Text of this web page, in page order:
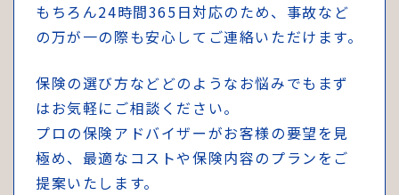
もちろん24時間365日対応のため、事故など
の万が一の際も安心してご連絡いただけます。
保険の選び方などどのようなお悩みでもまず
はお気軽にご相談ください。
プロの保険アドバイザーがお客様の要望を見
極め、最適なコストや保険内容のプランをご
提案いたします。